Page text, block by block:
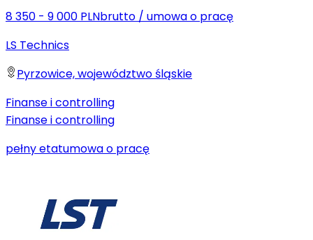
8 350 - 9 000 PLNbrutto / umowa o pracę
LS Technics
Pyrzowice, województwo śląskie
Finanse i controlling
Finanse i controlling
pełny etatumowa o pracę